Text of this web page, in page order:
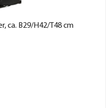
ca. B29/H42/T48 cm